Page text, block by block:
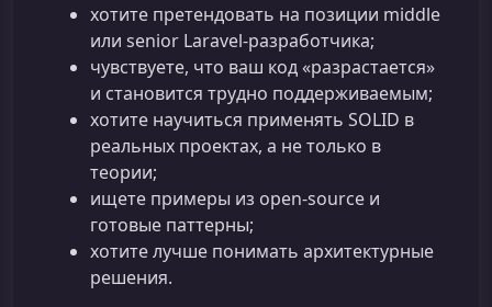
хотите претендовать на позиции middle
или senior Laravel‑разработчика;
чувствуете, что ваш код «разрастается»
и становится трудно поддерживаемым;
хотите научиться применять SOLID в
реальных проектах, а не только в
теории;
ищете примеры из open-source и
готовые паттерны;
хотите лучше понимать архитектурные
решения.